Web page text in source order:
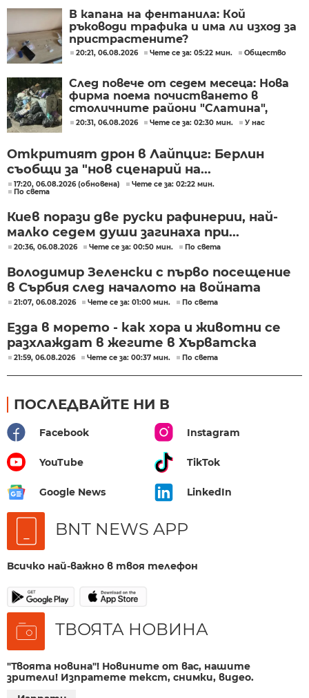
В капана на фентанила: Кой
ръководи трафика и има ли изход за
пристрастените?
20:21, 06.08.2026 Чете се за: 05:22 мин. Общество
След повече от седем месеца: Нова
фирма поема почистването в
столичните райони "Слатина",
"Подуяне" и "Изгрев"
20:31, 06.08.2026 Чете се за: 02:30 мин. У нас
Откритият дрон в Лайпциг: Берлин
съобщи за "нов сценарий на...
17:20, 06.08.2026 (обновена)
Чете се за: 02:22 мин.
По света
Киев порази две руски рафинерии, най-
малко седем души загинаха при...
20:36, 06.08.2026 Чете се за: 00:50 мин. По света
Володимир Зеленски с първо посещение
в Сърбия след началото на войната
21:07, 06.08.2026 Чете се за: 01:00 мин. По света
Езда в морето - как хора и животни се
разхлаждат в жегите в Хърватска
21:59, 06.08.2026 Чете се за: 00:37 мин. По света
ПОСЛЕДВАЙТЕ НИ В
Facebook Instagram
YouTube TikTok
Google News LinkedIn
BNT NEWS APP
Всичко най-важно в твоя телефон
ТВОЯТА НОВИНА
"Твоята новина"! Новините от вас, нашите
зрители! Изпратете текст, снимки, видео.